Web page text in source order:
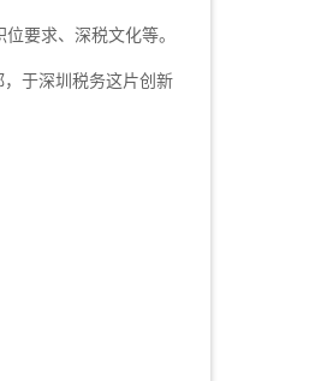
要求、深税文化等。
于深圳税务这片创新